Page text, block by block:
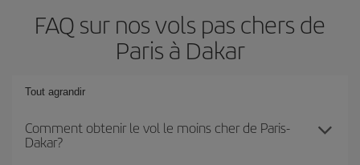
FAQ sur nos vols pas chers de
Paris à Dakar
Tout agrandir
Comment obtenir le vol le moins cher de Paris-
Dakar?